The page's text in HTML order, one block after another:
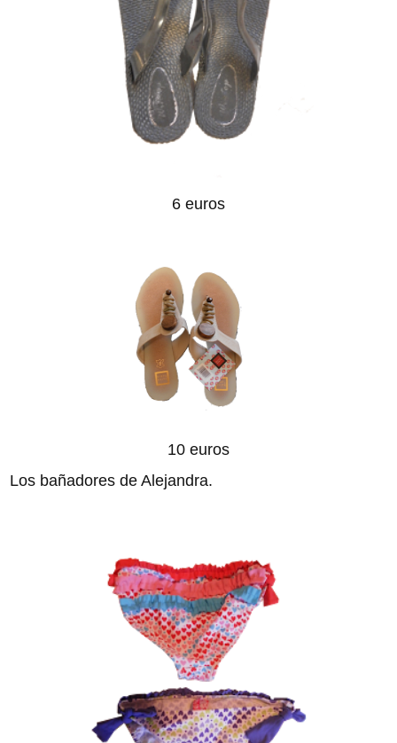
6 euros
10 euros
Los bañadores de Alejandra.